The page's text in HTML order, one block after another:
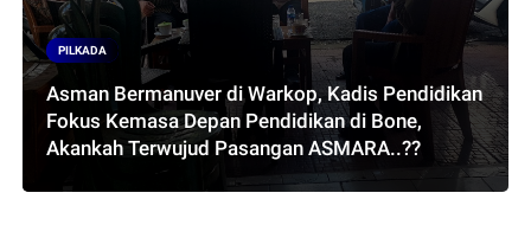
PILKADA
Asman Bermanuver di Warkop, Kadis Pendidikan
Fokus Kemasa Depan Pendidikan di Bone,
Akankah Terwujud Pasangan ASMARA..??